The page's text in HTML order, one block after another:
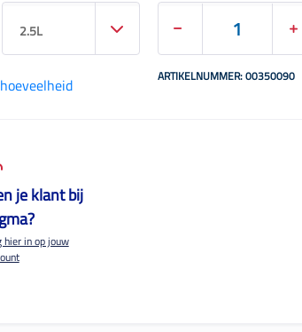
2.5L
ARTIKELNUMMER: 00350090
je klant bij
hier in op jouw